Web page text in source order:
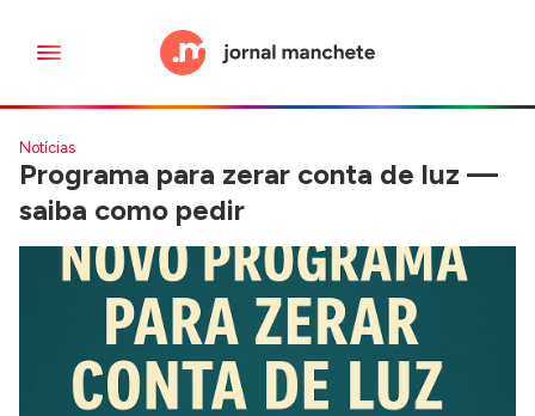
Notícias
Programa para zerar conta de luz —
saiba como pedir